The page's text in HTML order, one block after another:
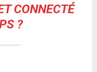
CONNECTÉ
?